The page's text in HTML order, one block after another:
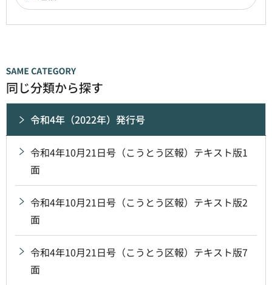
同じ分類から探す
令和4年（2022年）発行号
令和4年10月21日号（こうとう区報）テキスト版1
面
令和4年10月21日号（こうとう区報）テキスト版2
面
令和4年10月21日号（こうとう区報）テキスト版7
面